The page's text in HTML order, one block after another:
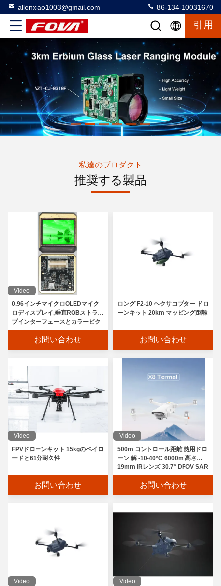
allenxiao1003@gmail.com 86-134-10031670
引用
私達のプロダクト
推奨する製品
Video
0.96インチマイクロOLEDマイク
ロディスプレイ,垂直RGBストライ
プインターフェースとカラーピク
セル配置
お問い合わせ
ロング F2-10 ヘクサコプター ドロ
ーンキット 20km マッピング距離
お問い合わせ
Video
FPVドローンキット 15kgのペイロ
ードと61分耐久性
お問い合わせ
Video
500m コントロール距離 熱用ドロ
ーン 解 -10-40°C 6000m 高さ
19mm IRレンズ 30.7° DFOV SAR
ミッションに必要な 5m-∞ 焦点
お問い合わせ
Video
Video